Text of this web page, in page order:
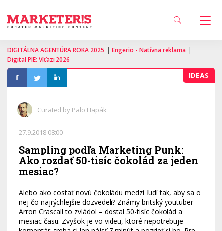
DIGITÁLNA AGENTÚRA ROKA 2025 | Engerio - Natívna reklama |
Digital PIE: Víťazi 2026
IDEAS
Curated by Palo Hapák
27.9.2018 08:00
Sampling podľa Marketing Punk:
Ako rozdať 50-tisíc čokolád za jeden
mesiac?
Alebo ako dostať novú čokoládu medzi ľudí tak, aby sa o
nej čo najrýchlejšie dozvedeli? Známy britský youtuber
Arron Crascall to zvládol – dostal 50-tisíc čokolád a
mesiac času. Zvyšok je vo videu, ktoré nepotrebuje